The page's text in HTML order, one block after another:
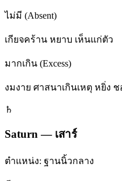
ไม่มี (Absent)
เกียจคร้าน หยาบ เห็นแก่ตัว
มากเกิน (Excess)
งมงาย ศาสนาเกินเหตุ หยิ่ง
♄
Saturn— เสาร์
ตำแหน่ง: ฐานนิ้วกลาง